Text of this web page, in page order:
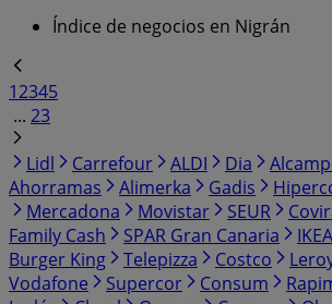
Índice de negocios en Nigrán
12345
... 23
Lidl
Carrefour ALDI Dia
Ahorramas
Alimerka Gadis
Mercadona
Movistar SEUR
Family Cash
SPAR Gran Canaria IKEA
Burger King
Telepizza Costco
Vodafone
Supercor Consum